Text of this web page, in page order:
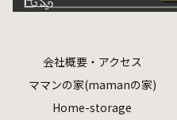
会社概要・アクセス
ママンの家(mamanの家)
Home-storage